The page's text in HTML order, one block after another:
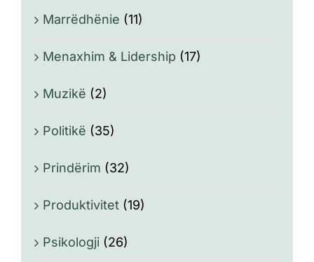
Marrëdhënie (11)
Menaxhim & Lidership (17)
Muzikë (2)
Politikë (35)
Prindërim (32)
Produktivitet (19)
Psikologji (26)